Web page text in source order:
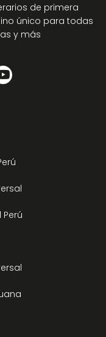
de primera
único para todas
y más